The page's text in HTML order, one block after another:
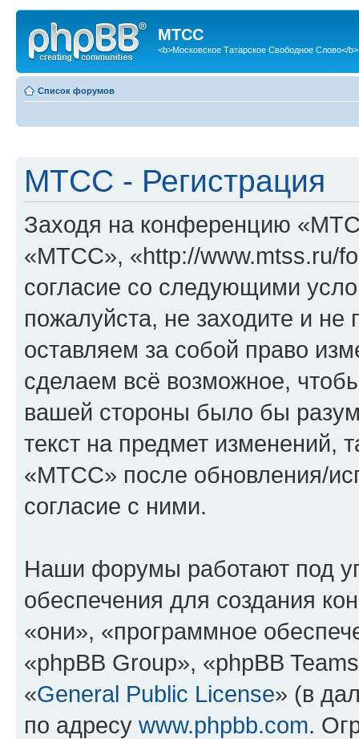
МТСС
<b>Московское Татарское Свободное Слово</b>
Список форумов
МТСС - Регистрация
Заходя на конференцию
«МТСС», «http://www.mtss.ru/
согласие со следующими
пожалуйста, не заходите и
оставляем за собой право
сделаем всё возможное,
вашей стороны было бы
текст на предмет изменений,
«МТСС» после обновления/
согласие с ними.
Наши форумы работают под
обеспечения для создания
«они», «программное
«phpBB Group», «phpBB
«General Public License» (в
по адресу www.phpbb.com.